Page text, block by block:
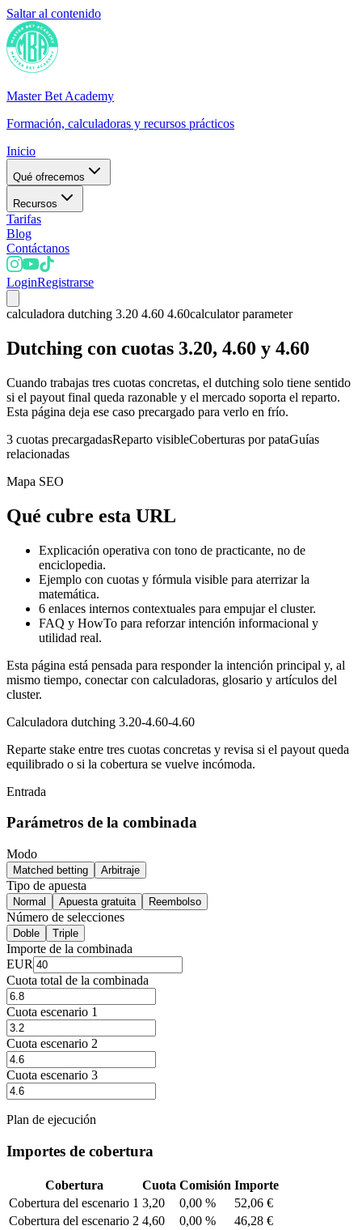
Saltar al contenido
Master Bet Academy
Formación, calculadoras y recursos prácticos
Inicio
Qué ofrecemos
Recursos
Tarifas
Blog
Contáctanos
LoginRegistrarse
calculadora dutching 3.20 4.60 4.60calculator parameter
Dutching con cuotas 3.20, 4.60 y 4.60
Cuando trabajas tres cuotas concretas, el dutching solo tiene sentido
si el payout final queda razonable y el mercado soporta el reparto.
Esta página deja ese caso precargado para verlo en frío.
3 cuotas precargadasReparto visibleCoberturas por pataGuías
relacionadas
Mapa SEO
Qué cubre esta URL
Explicación operativa con tono de practicante, no de
enciclopedia.
Ejemplo con cuotas y fórmula visible para aterrizar la
matemática.
6 enlaces internos contextuales para empujar el cluster.
FAQ y HowTo para reforzar intención informacional y
utilidad real.
Esta página está pensada para responder la intención principal y, al
mismo tiempo, conectar con calculadoras, glosario y artículos del
cluster.
Calculadora dutching 3.20-4.60-4.60
Reparte stake entre tres cuotas concretas y revisa si el payout queda
equilibrado o si la cobertura se vuelve incómoda.
Entrada
Parámetros de la combinada
Modo
Matched betting Arbitraje
Tipo de apuesta
Normal Apuesta gratuita Reembolso
Número de selecciones
Doble Triple
Importe de la combinada
EUR
Cuota total de la combinada
Cuota escenario 1
Cuota escenario 2
Cuota escenario 3
Plan de ejecución
Importes de cobertura
Cobertura Cuota Comisión Importe
Cobertura del escenario 1 3,20 0,00 %
52,06 €
Cobertura del escenario 2 4,60 0,00 %
46,28 €